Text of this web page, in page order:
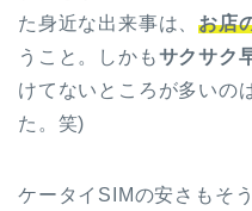
た身近な出来事は、お店
うこと。しかもサクサク
けてないところが多いの
た。笑)
ケータイSIMの安さもそう